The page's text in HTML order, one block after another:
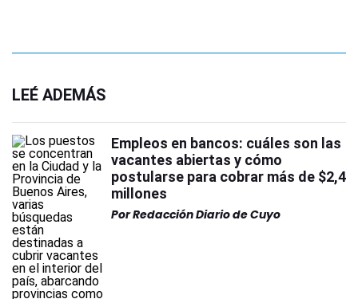
LEÉ ADEMÁS
Empleos en bancos: cuáles son las
vacantes abiertas y cómo
postularse para cobrar más de $2,4
millones
PorRedacción Diario de Cuyo